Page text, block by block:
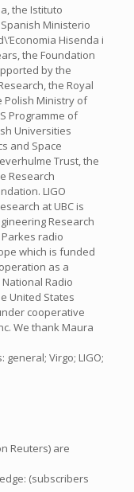
the Istituto
Ministerio
Hisenda i
the Foundation
by the
the Royal
Polish Ministry of
Programme of
Universities
and Space
Trust, the
Research
LIGO
at UBC is
Research
radio
which is funded
as a
National Radio
United States
cooperative
We thank Maura
Virgo; LIGO;
Reuters) are
(subscribers